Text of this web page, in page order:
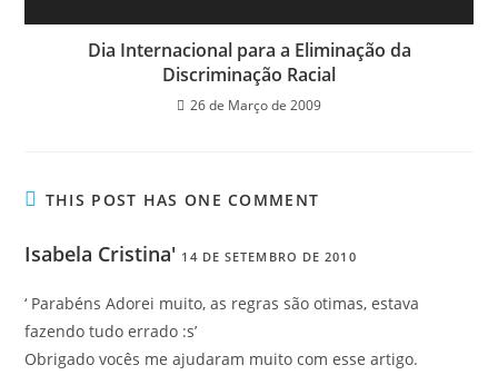
Dia Internacional para a Eliminação da
Discriminação Racial
26 de Março de 2009
THIS POST HAS ONE COMMENT
Isabela Cristina' 14 DE SETEMBRO DE 2010
‘ Parabéns Adorei muito, as regras são otimas, estava
fazendo tudo errado :s’
Obrigado vocês me ajudaram muito com esse artigo.